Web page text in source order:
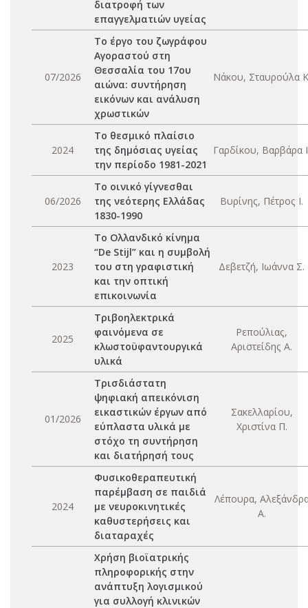
διατροφή των
επαγγελματιών υγείας
07/2026
Το έργο του ζωγράφου
Αγοραστού στη
Θεσσαλία του 17ου
αιώνα: συντήρηση
εικόνων και ανάλυση
χρωστικών
Νάκου, Σταυρούλα
2024
Το θεσμικό πλαίσιο
της δημόσιας υγείας
την περίοδο 1981-2021
Γαρδίκου, Βαρβάρα
06/2026
Το οινικό γίγνεσθαι
της νεότερης Ελλάδας
1830-1990
Βυρίνης, Πέτρος Ι.
2023
Το Ολλανδικό κίνημα
“De Stijl” και η συμβολή
του στη γραφιστική
και την οπτική
επικοινωνία
Δεβετζή, Ιωάννα Σ.
2025
Τριβοηλεκτρικά
φαινόμενα σε
κλωστοϋφαντουργικά
υλικά
Ρεπούλιας,
Αριστείδης Α.
01/2026
Τρισδιάστατη
ψηφιακή απεικόνιση
εικαστικών έργων από
εύπλαστα υλικά με
στόχο τη συντήρηση
και διατήρησή τους
Σακελλαρίου,
Χριστίνα Π.
2024
Φυσικοθεραπευτική
παρέμβαση σε παιδιά
με νευροκινητικές
καθυστερήσεις και
διαταραχές
Λέπουρα,
Α.
Χρήση βιοϊατρικής
πληροφορικής στην
ανάπτυξη λογισμικού
για συλλογή κλινικών